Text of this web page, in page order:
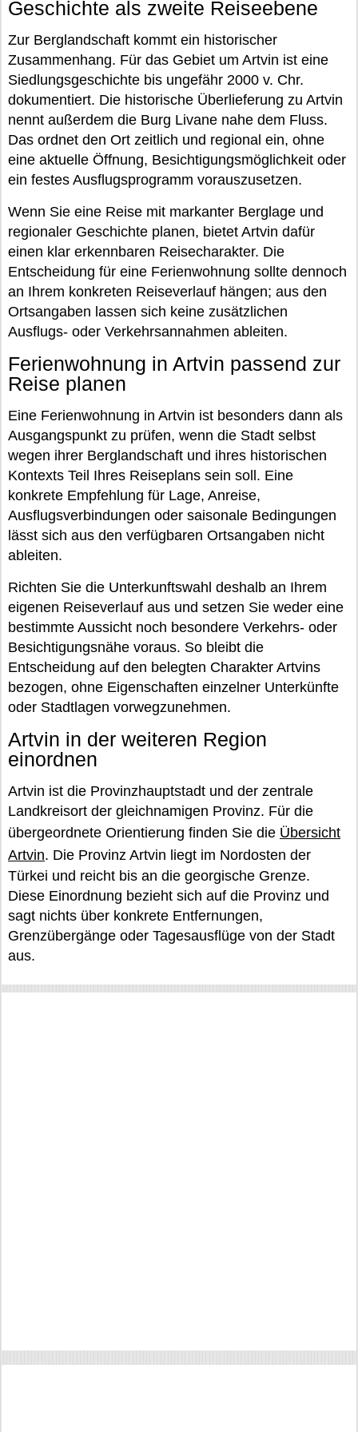
Geschichte als zweite Reiseebene
Zur Berglandschaft kommt ein historischer
Zusammenhang. Für das Gebiet um Artvin ist eine
Siedlungsgeschichte bis ungefähr 2000 v. Chr.
dokumentiert. Die historische Überlieferung zu Artvin
nennt außerdem die Burg Livane nahe dem Fluss.
Das ordnet den Ort zeitlich und regional ein, ohne
eine aktuelle Öffnung, Besichtigungsmöglichkeit oder
ein festes Ausflugsprogramm vorauszusetzen.
Wenn Sie eine Reise mit markanter Berglage und
regionaler Geschichte planen, bietet Artvin dafür
einen klar erkennbaren Reisecharakter. Die
Entscheidung für eine Ferienwohnung sollte dennoch
an Ihrem konkreten Reiseverlauf hängen; aus den
Ortsangaben lassen sich keine zusätzlichen
Ausflugs- oder Verkehrsannahmen ableiten.
Ferienwohnung in Artvin passend zur
Reise planen
Eine Ferienwohnung in Artvin ist besonders dann als
Ausgangspunkt zu prüfen, wenn die Stadt selbst
wegen ihrer Berglandschaft und ihres historischen
Kontexts Teil Ihres Reiseplans sein soll. Eine
konkrete Empfehlung für Lage, Anreise,
Ausflugsverbindungen oder saisonale Bedingungen
lässt sich aus den verfügbaren Ortsangaben nicht
ableiten.
Richten Sie die Unterkunftswahl deshalb an Ihrem
eigenen Reiseverlauf aus und setzen Sie weder eine
bestimmte Aussicht noch besondere Verkehrs- oder
Besichtigungsnähe voraus. So bleibt die
Entscheidung auf den belegten Charakter Artvins
bezogen, ohne Eigenschaften einzelner Unterkünfte
oder Stadtlagen vorwegzunehmen.
Artvin in der weiteren Region
einordnen
Artvin ist die Provinzhauptstadt und der zentrale
Landkreisort der gleichnamigen Provinz. Für die
übergeordnete Orientierung finden Sie die Übersicht
Artvin. Die Provinz Artvin liegt im Nordosten der
Türkei und reicht bis an die georgische Grenze.
Diese Einordnung bezieht sich auf die Provinz und
sagt nichts über konkrete Entfernungen,
Grenzübergänge oder Tagesausflüge von der Stadt
aus.